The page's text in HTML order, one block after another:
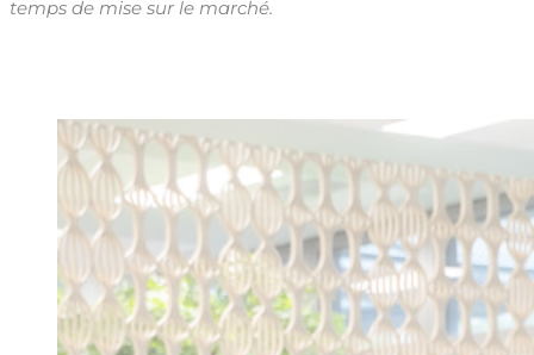
temps de mise sur le marché.